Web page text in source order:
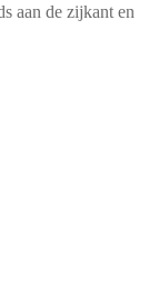
aan de zijkant en